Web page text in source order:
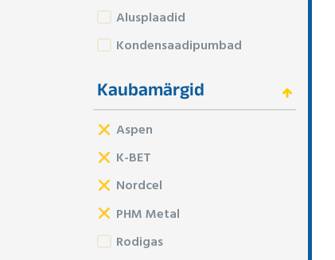
Alusplaadid
Kondensaadipumbad
Kaubamärgid
Aspen
K-BET
Nordcel
PHM Metal
Rodigas